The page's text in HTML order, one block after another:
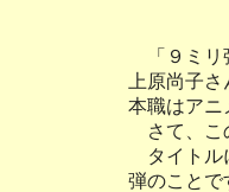
「９ミリ
上原尚子
本職はアニ
さて、こ
タイトル
弾のことで